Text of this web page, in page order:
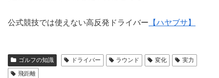
公式競技では使えない高反発ドライバー 【ハヤブサ】
ゴルフの知識 ドライバー ラウンド 変化
実力
飛距離